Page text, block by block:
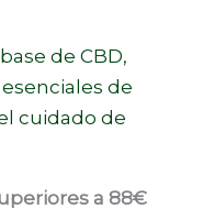
de CBD,
de
cuidado de
a 88€